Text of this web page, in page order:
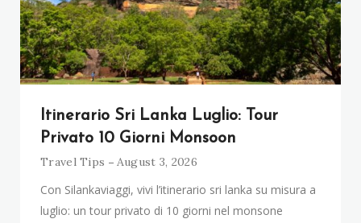
Itinerario Sri Lanka Luglio: Tour
Privato 10 Giorni Monsoon
Travel Tips August 3, 2026
Con Silankaviaggi, vivi l’itinerario sri lanka su misura a
luglio: un tour privato di 10 giorni nel monsone